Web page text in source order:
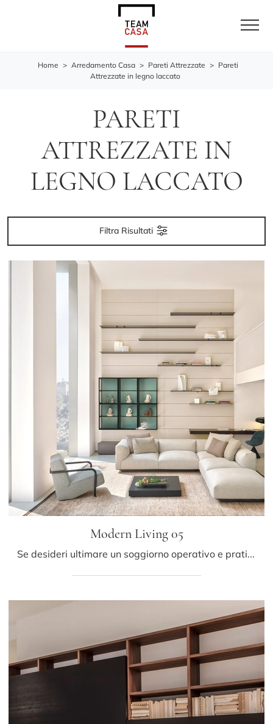
Home > Arredamento Casa > Pareti Attrezzate > Pareti
Attrezzate in legno laccato
PARETI
ATTREZZATE IN
LEGNO LACCATO
Filtra Risultati
Modern Living 05
Se desideri ultimare un soggiorno operativo e pratico dalle linee moderne, ti presentiamo la parete attrezzata Modern Living 05 Porro.